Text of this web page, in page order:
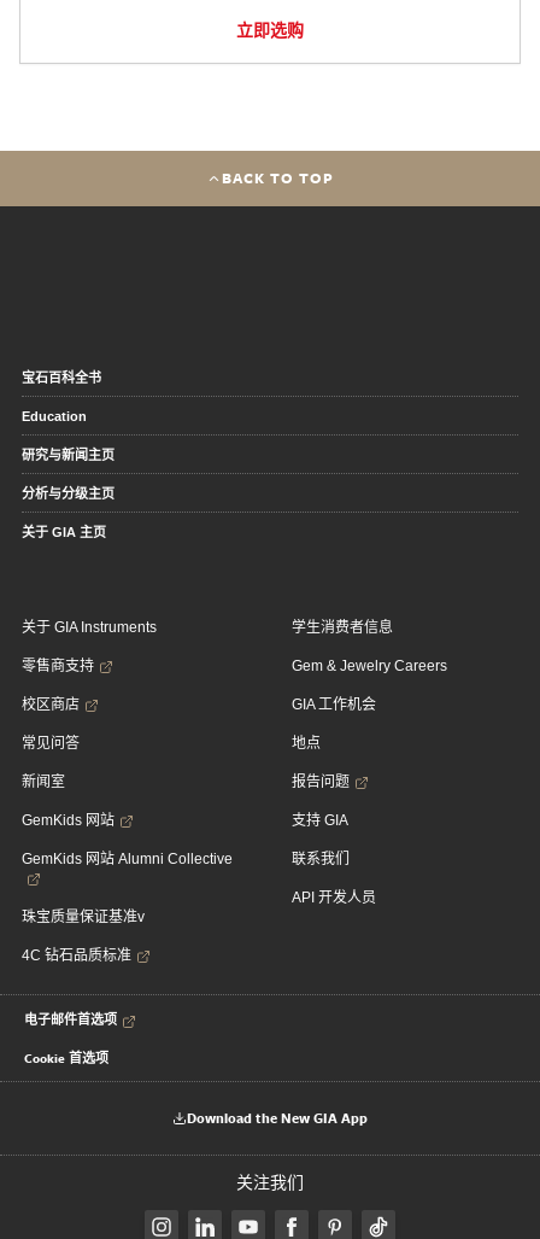
立即选购
BACK TO TOP
宝石百科全书
Education
研究与新闻主页
分析与分级主页
关于 GIA 主页
关于 GIA Instruments
零售商支持
校区商店
常见问答
新闻室
GemKids 网站
GemKids 网站 Alumni Collective
珠宝质量保证基准v
4C 钻石品质标准
学生消费者信息
Gem & Jewelry Careers
GIA 工作机会
地点
报告问题
支持 GIA
联系我们
API 开发人员
电子邮件首选项
Cookie 首选项
Download the New GIA App
关注我们